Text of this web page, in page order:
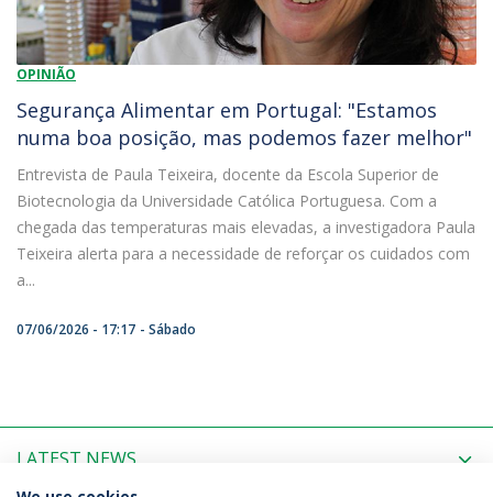
OPINIÃO
Segurança Alimentar em Portugal: "Estamos
numa boa posição, mas podemos fazer melhor"
Entrevista de Paula Teixeira, docente da Escola Superior de
Biotecnologia da Universidade Católica Portuguesa. Com a
chegada das temperaturas mais elevadas, a investigadora Paula
Teixeira alerta para a necessidade de reforçar os cuidados com
a...
07/06/2026 - 17:17 Sábado
LATEST NEWS